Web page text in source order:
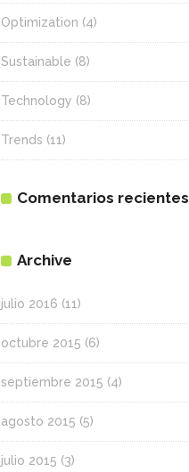
Optimization (4)
Sustainable (8)
Technology (8)
Trends (11)
Comentarios recientes
Archive
julio 2016 (11)
octubre 2015 (6)
septiembre 2015 (4)
agosto 2015 (5)
julio 2015 (3)